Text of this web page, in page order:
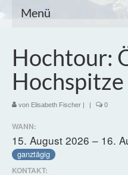
Menü
Unsere Sektion
Tourenangebot
Hochtour:
von Elisabeth Fischer | | 0
WANN:
15. August 2026 – 16.
ganztägig
KONTAKT: